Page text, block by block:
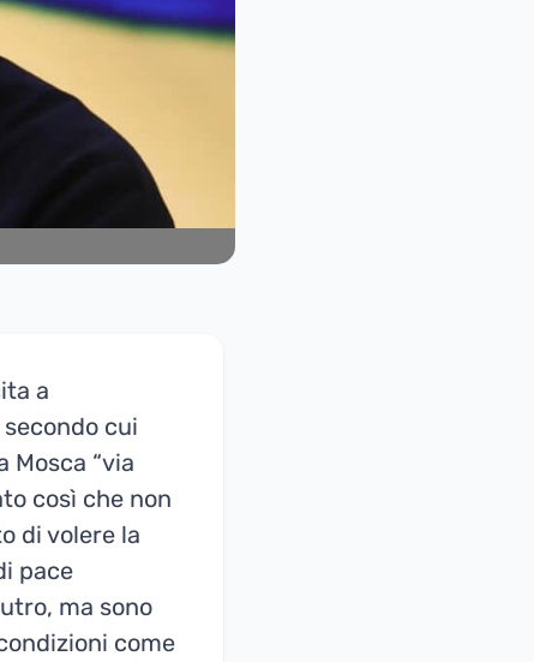
a
secondo cui
Mosca “via
così che non
di volere la
pace
ma sono
come